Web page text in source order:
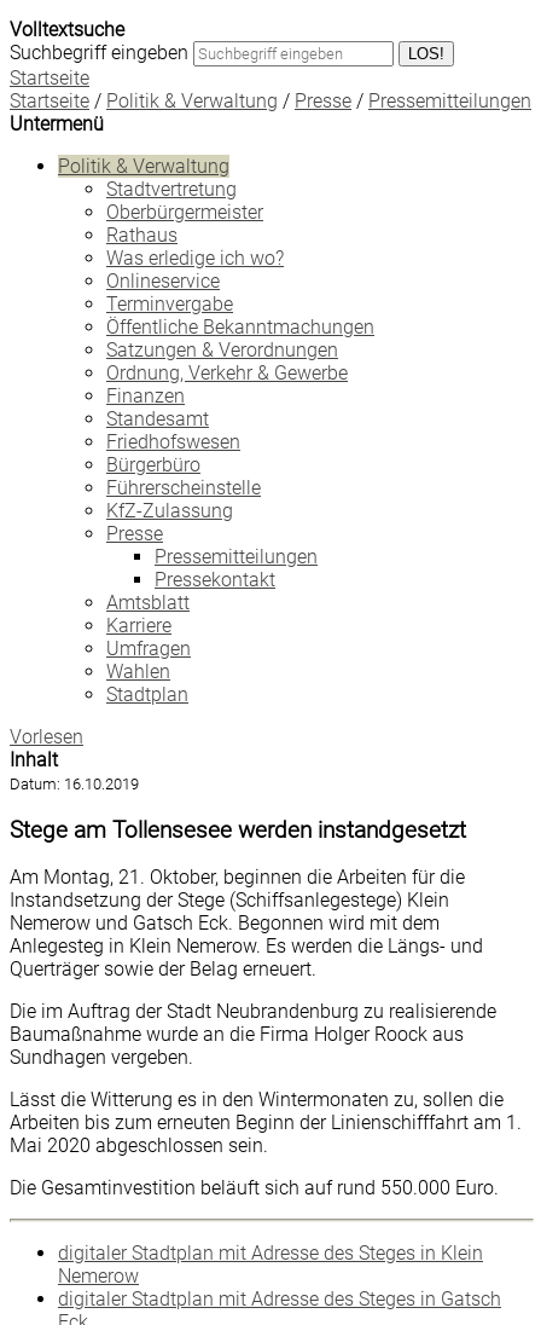
Volltextsuche
Suchbegriff eingeben
LOS!
Startseite
Startseite / Politik & Verwaltung / Presse / Pressemitteilungen
Untermenü
Politik & Verwaltung
Stadtvertretung
Oberbürgermeister
Rathaus
Was erledige ich wo?
Onlineservice
Terminvergabe
Öffentliche Bekanntmachungen
Satzungen & Verordnungen
Ordnung, Verkehr & Gewerbe
Finanzen
Standesamt
Friedhofswesen
Bürgerbüro
Führerscheinstelle
KfZ-Zulassung
Presse
Pressemitteilungen
Pressekontakt
Amtsblatt
Karriere
Umfragen
Wahlen
Stadtplan
Vorlesen
Inhalt
Datum: 16.10.2019
Stege am Tollensesee werden instandgesetzt
Am Montag, 21. Oktober, beginnen die Arbeiten für die
Instandsetzung der Stege (Schiffsanlegestege) Klein
Nemerow und Gatsch Eck. Begonnen wird mit dem
Anlegesteg in Klein Nemerow. Es werden die Längs- und
Querträger sowie der Belag erneuert.
Die im Auftrag der Stadt Neubrandenburg zu realisierende
Baumaßnahme wurde an die Firma Holger Roock aus
Sundhagen vergeben.
Lässt die Witterung es in den Wintermonaten zu, sollen die
Arbeiten bis zum erneuten Beginn der Linienschifffahrt am 1.
Mai 2020 abgeschlossen sein.
Die Gesamtinvestition beläuft sich auf rund 550.000 Euro.
digitaler Stadtplan mit Adresse des Steges in Klein
Nemerow
digitaler Stadtplan mit Adresse des Steges in Gatsch